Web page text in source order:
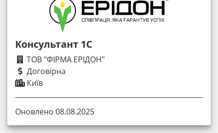
Консультант 1C
ТОВ "ФІРМА ЕРІДОН"
Договірна
Київ
Оновлено 08.08.2025